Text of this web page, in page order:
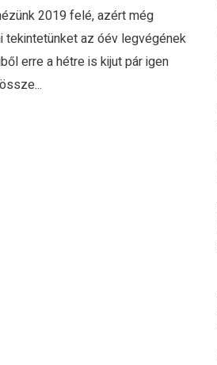
2019 felé, azért még
tekintetünket az óév legvégének
erre a hétre is kijut pár igen